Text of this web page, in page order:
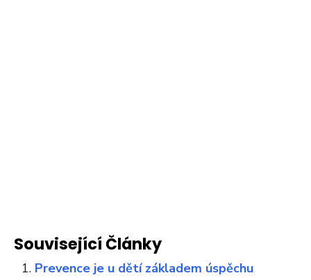
Související Články
Prevence je u dětí základem úspěchu